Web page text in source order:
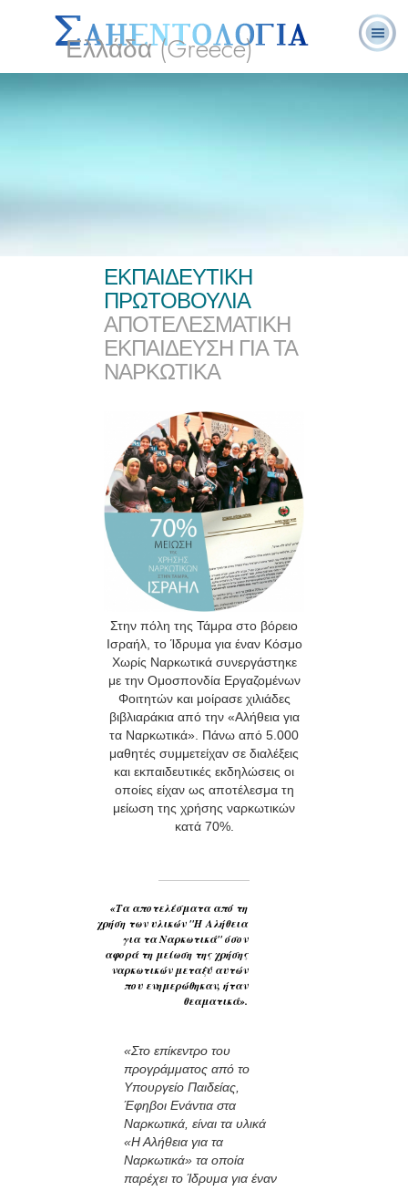
Ελλάδα (Greece)
ΕΚΠΑΙΔΕΥΤΙΚΗ
ΠΡΩΤΟΒΟΥΛΙΑ
ΑΠΟΤΕΛΕΣΜΑΤΙΚΗ
ΕΚΠΑΙΔΕΥΣΗ ΓΙΑ ΤΑ
ΝΑΡΚΩΤΙΚΑ
Στην πόλη της Τάμρα στο βόρειο
Ισραήλ, το Ίδρυμα για έναν Κόσμο
Χωρίς Ναρκωτικά συνεργάστηκε
με την Ομοσπονδία Εργαζομένων
Φοιτητών και μοίρασε χιλιάδες
βιβλιαράκια από την «Αλήθεια για
τα Ναρκωτικά». Πάνω από 5.000
μαθητές συμμετείχαν σε διαλέξεις
και εκπαιδευτικές εκδηλώσεις οι
οποίες είχαν ως αποτέλεσμα τη
μείωση της χρήσης ναρκωτικών
κατά 70%.
«Τα αποτελέσματα από τη
χρήση των υλικών "Η Αλήθεια
για τα Ναρκωτικά" όσον
αφορά τη μείωση της χρήσης
ναρκωτικών μεταξύ αυτών
που ενημερώθηκαν, ήταν
θεαματικά».
«Στο επίκεντρο του
προγράμματος από το
Υπουργείο Παιδείας,
Έφηβοι Ενάντια στα
Ναρκωτικά, είναι τα υλικά
«Η Αλήθεια για τα
Ναρκωτικά» τα οποία
παρέχει το Ίδρυμα για έναν